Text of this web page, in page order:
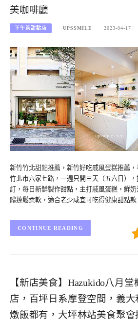
美咖啡廳
下午茶甜點店 UPSSMILE 2023-04-17
新竹竹北甜點推薦，新竹好吃戚風蛋糕推薦，
竹北市六家七路，一週只開三天（五六日）
訂，每日新鮮製作甜點，主打戚風蛋糕，鮮
體蓬鬆柔軟，適合老少咸宜可吃得健康甜點
CONTINUE READING
【新店美食】Hazukido八月
店，百坪日系摩登空間，義大
燉飯都有，大坪林站美食聚會